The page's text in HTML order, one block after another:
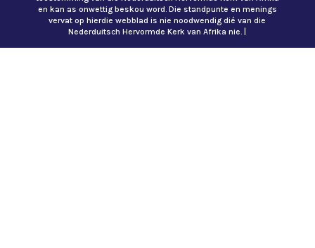
en kan as onwettig beskou word. Die standpunte en menings
vervat op hierdie webblad is nie noodwendig dié van die
Nederduitsch Hervormde Kerk van Afrika nie. |